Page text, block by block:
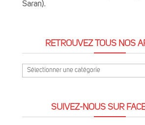
Saran).
RETROUVEZ TOUS NOS
Retrouvez
articles
SUIVEZ-NOUS SUR